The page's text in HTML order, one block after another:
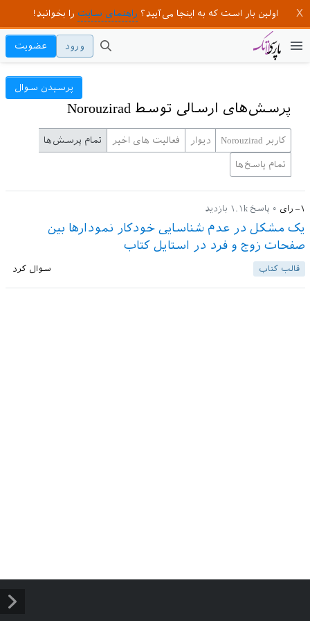
اولین بار است که به اینجا می‌آیید؟ راهنمای سایت را بخوانید!
ورود عضویت
پرسش‌های ارسالی توسط Norouzirad
پرسیدن سوال
کاربر Norouzirad دیوار فعالیت های اخیر تمام پرسش‌ها
تمام پاسخ‌ها
–۱ رای ۰ پاسخ ۱.۱k بازدید
یک مشکل در عدم شناسایی خودکار نمودارها بین
صفحات زوج و فرد در استایل کتاب
قالب کتاب سوال کرد